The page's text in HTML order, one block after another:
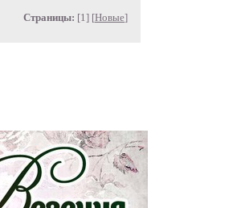
Страницы: [1] [Новые]